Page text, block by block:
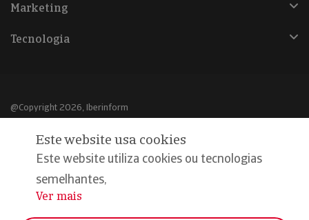
Marketing
Tecnologia
@Copyright 2026, Iberinform
Aviso legal
Política de cookies
Declaração de privacidade
Este website usa cookies
Este website utiliza cookies ou tecnologias
semelhantes,
...
Ver mais